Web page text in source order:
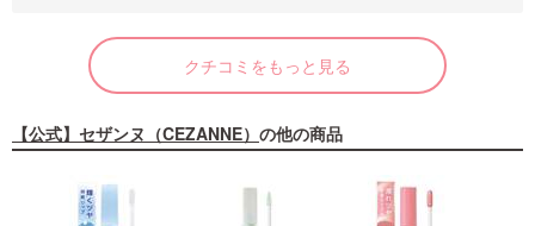
クチコミをもっと見る
【公式】セザンヌ（CEZANNE） の他の商品